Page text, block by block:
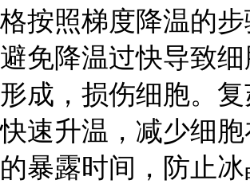
格按照梯度降温的步
避免降温过快导致
形成，损伤细胞。
快速升温，减少细
的暴露时间，防止